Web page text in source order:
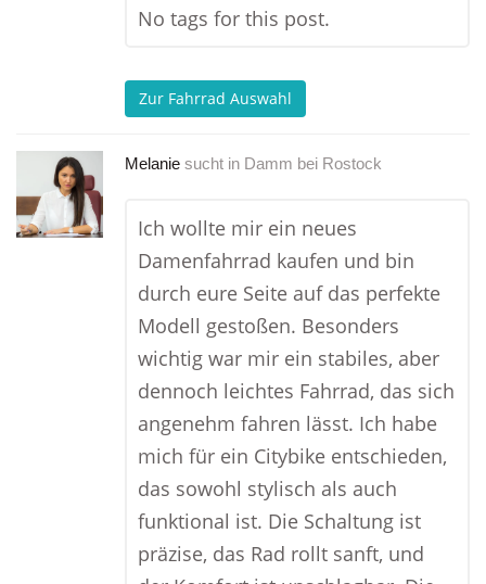
No tags for this post.
Zur Fahrrad Auswahl
Melanie sucht in Damm bei Rostock
Ich wollte mir ein neues
Damenfahrrad kaufen und bin
durch eure Seite auf das perfekte
Modell gestoßen. Besonders
wichtig war mir ein stabiles, aber
dennoch leichtes Fahrrad, das sich
angenehm fahren lässt. Ich habe
mich für ein Citybike entschieden,
das sowohl stylisch als auch
funktional ist. Die Schaltung ist
präzise, das Rad rollt sanft, und